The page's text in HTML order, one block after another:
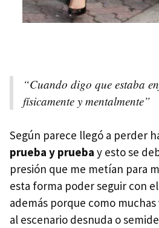
“Cuando digo que estaba
físicamente y mentalmente”
Según parece llegó a perder
prueba y prueba y esto se
presión que me metían para
esta forma poder seguir con
además porque como
al escenario desnuda o